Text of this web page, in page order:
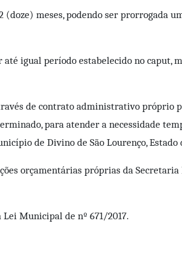
meses, podendo ser prorrogada
igual período estabelecido no caput,
de contrato administrativo próprio
para atender a necessidade
de Divino de São Lourenço, Estado
orçamentárias próprias da Secretaria
Municipal de nº 671/2017.